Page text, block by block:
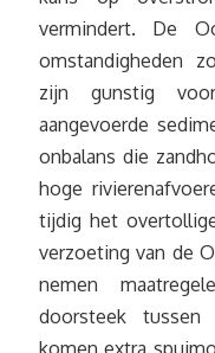
vermindert. De
omstandigheden
zijn gunstig
aangevoerde
onbalans die
hoge
tijdig het
verzoeting van de
nemen
doorsteek
komen extra